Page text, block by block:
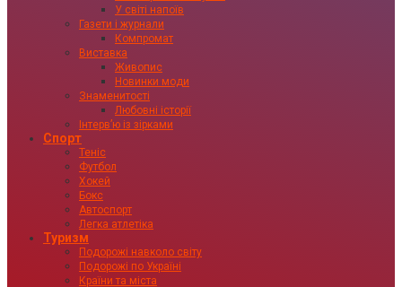
У світі напоїв
Газети і журнали
Компромат
Виставка
Живопис
Новинки моди
Знаменитості
Любовні історії
Інтервʼю із зірками
Спорт
Теніс
Футбол
Хокей
Бокс
Автоспорт
Легка атлетіка
Туризм
Подорожі навколо світу
Подорожі по Україні
Країни та міста